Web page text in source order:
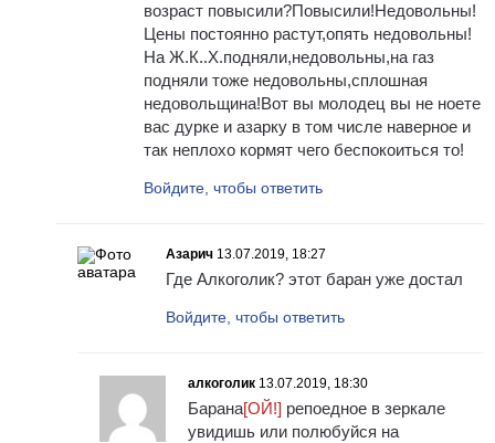
возраст повысили?Повысили!Недовольны!
Цены постоянно растут,опять недовольны!
На Ж.К..Х.подняли,недовольны,на газ
подняли тоже недовольны,сплошная
недовольщина!Вот вы молодец вы не ноете
вас дурке и азарку в том числе наверное и
так неплохо кормят чего беспокоиться то!
Войдите, чтобы ответить
Азарич 13.07.2019, 18:27
Где Алкоголик? этот баран уже достал
Войдите, чтобы ответить
алкоголик 13.07.2019, 18:30
Барана[ОЙ!] репоедное в зеркале
увидишь или полюбуйся на